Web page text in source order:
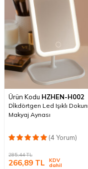
Ürün Kodu HZHEN-H002
Di̇kdörtgen Led Işıklı
Makyaj Aynası
(4 Yorum)
285,44TL
266,89 TL KDV
dahil